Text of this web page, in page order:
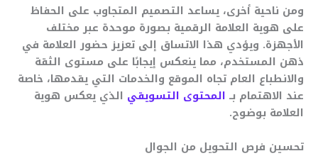
ومن ناحية أخرى، يساعد التصميم المتجاوب على الحفاظ
على هوية العلامة الرقمية بصورة موحدة عبر مختلف
الأجهزة. ويؤدي هذا الاتساق إلى تعزيز حضور العلامة في
ذهن المستخدم، مما ينعكس إيجابًا على مستوى الثقة
والانطباع العام تجاه الموقع والخدمات التي يقدمها، خاصة
عند الاهتمام بــ المحتوى التسويقي الذي يعكس هوية
العلامة بوضوح.
تحسين فرص التحويل من الجوال